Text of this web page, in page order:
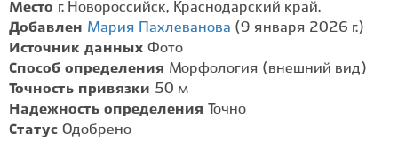
Место г. Новороссийск, Краснодарский край.
Добавлен Мария Пахлеванова (9 января 2026 г.)
Источник данных Фото
Способ определения Морфология (внешний вид)
Точность привязки 50 м
Надежность определения
Точно
Статус Одобрено